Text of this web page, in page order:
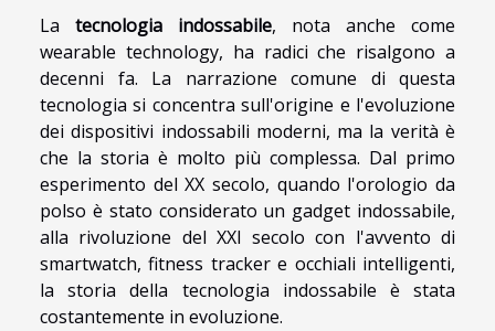
La tecnologia indossabile, nota anche come
wearable technology, ha radici che risalgono a
decenni fa. La narrazione comune di questa
tecnologia si concentra sull'origine e l'evoluzione
dei dispositivi indossabili moderni, ma la verità è
che la storia è molto più complessa. Dal primo
esperimento del XX secolo, quando l'orologio da
polso è stato considerato un gadget indossabile,
alla rivoluzione del XXI secolo con l'avvento di
smartwatch, fitness tracker e occhiali intelligenti,
la storia della tecnologia indossabile è stata
costantemente in evoluzione.